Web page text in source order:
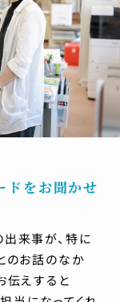
ドをお聞かせ
来事が、特に
のお話のなか
伝えすると